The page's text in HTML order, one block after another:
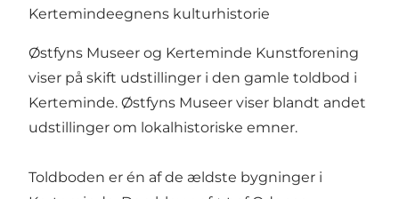
Kertemindeegnens kulturhistorie
Østfyns Museer og Kerteminde Kunstforening
viser på skift udstillinger i den gamle toldbod i
Kerteminde. Østfyns Museer viser blandt andet
udstillinger om lokalhistoriske emner.
Toldboden er én af de ældste bygninger i